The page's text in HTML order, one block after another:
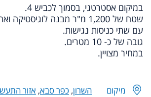
במיקום אסטרטגי, בסמוך לכביש 4.
שטח של 1,200 מ"ר מבנה לוגיסטיקה ואחסנה.
עם שתי כניסות נגישות.
גובה של כ- 10 מטרים.
במחיר מצויין.
מיקום השרון, כפר סבא, אזור